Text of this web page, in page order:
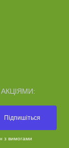
Підпишіться
з вимогами